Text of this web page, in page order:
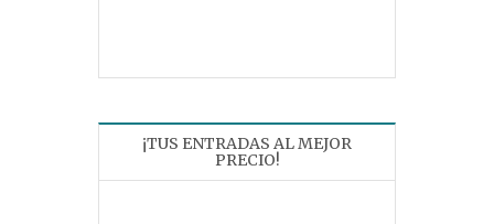
¡TUS ENTRADAS AL MEJOR
PRECIO!